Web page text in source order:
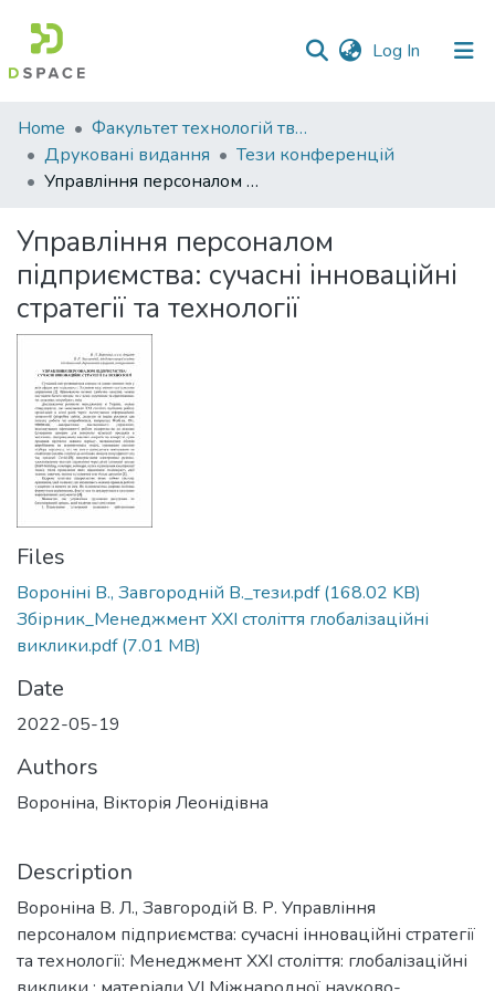
Log In (current)
Communities
&
Collections
Statistics
Home
Факультет технологій тваринництва та продовольства
Друковані видання
Тези конференцій
Управління персоналом підприємства: сучасні інноваційні стратегії та технології
Управління персоналом
підприємства: сучасні інноваційні
стратегії та технології
Files
Вороніні В., Завгородній В._тези.pdf(168.02 KB)
Збірник_Менеджмент ХХІ століття глобалізаційні
виклики.pdf(7.01 MB)
Date
2022-05-19
Authors
Вороніна, Вікторія Леонідівна
Description
Вороніна В. Л., Завгородій В. Р. Управління
персоналом підприємства: сучасні інноваційні стратегії
та технології: Менеджмент ХХІ століття: глобалізаційні